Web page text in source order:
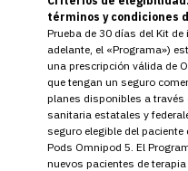
términos y condiciones
Prueba de 30 días del Kit
adelante, el «Programa»)
una prescripción válida de
que tengan un seguro
planes disponibles a
sanitaria estatales y
seguro elegible del
Pods Omnipod 5. El
nuevos pacientes de